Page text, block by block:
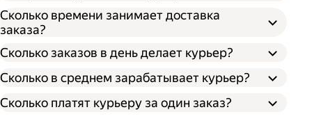
Сколько времени занимает доставка
заказа?
Сколько заказов в день делает курьер?
Сколько в среднем зарабатывает курьер?
Сколько платят курьеру за один заказ?